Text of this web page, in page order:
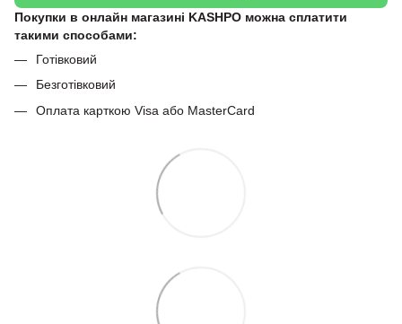
Покупки в онлайн магазині KASHPO можна сплатити
такими способами:
Готівковий
Безготівковий
Оплата карткою Visa або MasterCard